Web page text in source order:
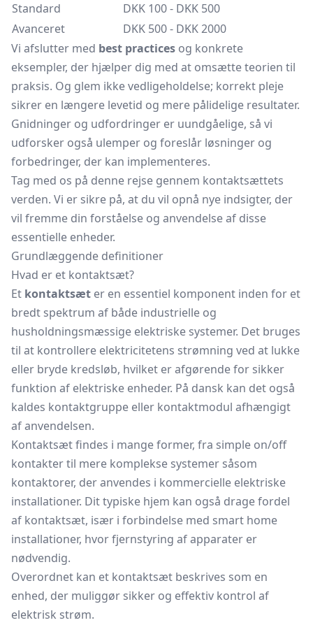
Standard
DKK 100 - DKK 500
Avanceret
DKK 500 - DKK 2000
Vi afslutter med best practices og konkrete
eksempler, der hjælper dig med at omsætte teorien til
praksis. Og glem ikke vedligeholdelse; korrekt pleje
sikrer en længere levetid og mere pålidelige resultater.
Gnidninger og udfordringer er uundgåelige, så vi
udforsker også ulemper og foreslår løsninger og
forbedringer, der kan implementeres.
Tag med os på denne rejse gennem kontaktsættets
verden. Vi er sikre på, at du vil opnå nye indsigter, der
vil fremme din forståelse og anvendelse af disse
essentielle enheder.
Grundlæggende definitioner
Hvad er et kontaktsæt?
Et kontaktsæt er en essentiel komponent inden for et
bredt spektrum af både industrielle og
husholdningsmæssige elektriske systemer. Det bruges
til at kontrollere elektricitetens strømning ved at lukke
eller bryde kredsløb, hvilket er afgørende for sikker
funktion af elektriske enheder. På dansk kan det også
kaldes kontaktgruppe eller kontaktmodul afhængigt
af anvendelsen.
Kontaktsæt findes i mange former, fra simple on/off
kontakter til mere komplekse systemer såsom
kontaktorer, der anvendes i kommercielle elektriske
installationer. Dit typiske hjem kan også drage fordel
af kontaktsæt, især i forbindelse med smart home
installationer, hvor fjernstyring af apparater er
nødvendig.
Overordnet kan et kontaktsæt beskrives som en
enhed, der muliggør sikker og effektiv kontrol af
elektrisk strøm.